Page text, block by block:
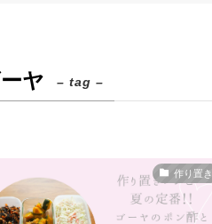
ヤ – tag –
作り置き